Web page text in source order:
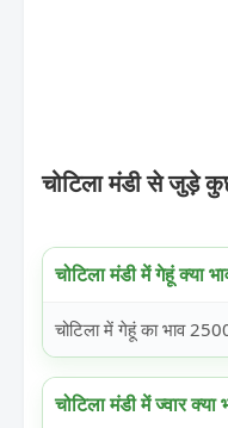
चोटिला मंडी से जुड़े
चोटिला मंडी में गेहूं क्या
चोटिला में गेहूं का भाव
चोटिला मंडी में ज्वार क्या